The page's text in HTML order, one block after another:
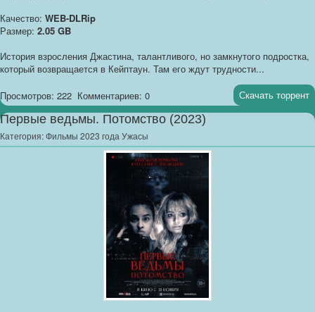
Качество: WEB-DLRip
Размер: 2.05 GB
История взросления Джастина, талантливого, но замкнутого подростка,
который возвращается в Кейптаун. Там его ждут трудности...
Просмотров: 222 Комментариев: 0 Скачать торрент
Первые ведьмы. Потомство (2023)
Категория:Фильмы 2023 года Ужасы